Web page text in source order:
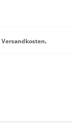
Versandkosten.